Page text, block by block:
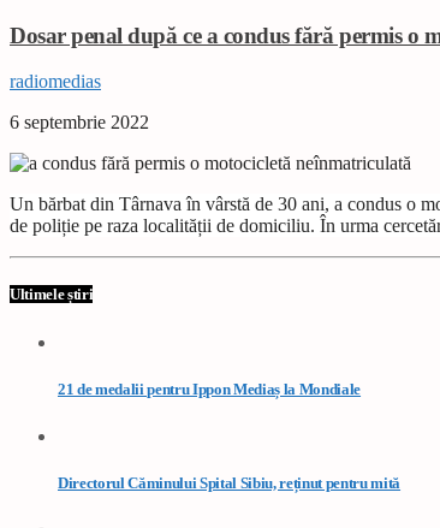
Dosar penal după ce a condus fără permis o
radiomedias
6 septembrie 2022
Un bărbat din Târnava în vârstă de 30 ani, a condus o
de poliție pe raza localității de domiciliu. În urma
Ultimele știri
21 de medalii pentru Ippon Mediaș la Mondiale
Directorul Căminului Spital Sibiu, reținut pentru mită